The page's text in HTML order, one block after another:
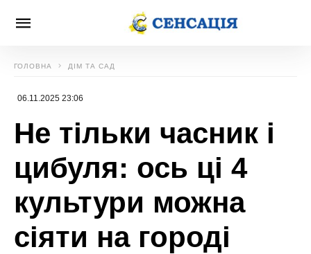
ГОЛОВНА ДІМ ТА САД
06.11.2025 23:06
Не тільки часник і
цибуля: ось ці 4
культури можна
сіяти на городі